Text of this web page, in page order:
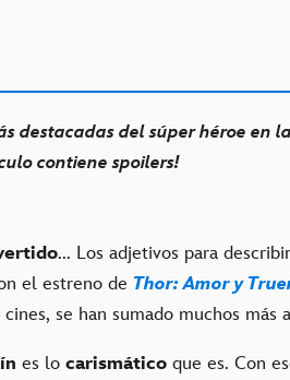
destacadas del súper héroe en
contiene spoilers!
... Los adjetivos para
el estreno de Thor: Amor y
se han sumado muchos más
es lo carismático que es. Con